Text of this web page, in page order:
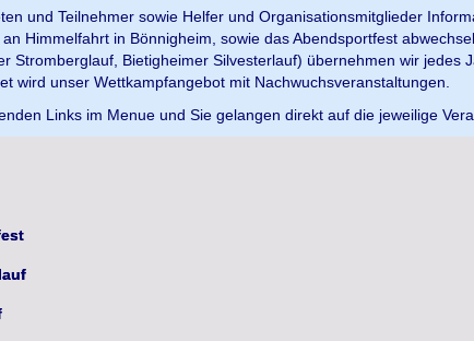
und Teilnehmer sowie Helfer und Organisationsmitglieder
Himmelfahrt in Bönnigheim, sowie das Abendsportfest
Stromberglauf, Bietigheimer Silvesterlauf) übernehmen wir
wird unser Wettkampfangebot mit Nachwuchsveranstaltungen.
Links im Menue und Sie gelangen direkt auf die jeweilige